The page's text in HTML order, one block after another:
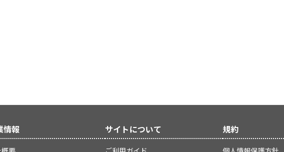
情報 サイトについて 規約